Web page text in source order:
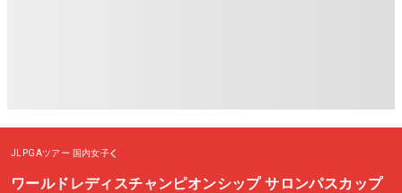
JLPGAツアー 国内女子
ワールドレディスチャンピオンシップ サロンパスカップ